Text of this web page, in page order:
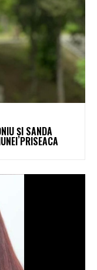
ȘI SANDA
PRISEACA